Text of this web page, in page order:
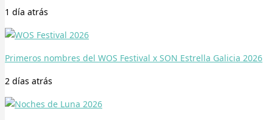
1 día atrás
Primeros nombres del WOS Festival x SON Estrella Galicia 2026
2 días atrás